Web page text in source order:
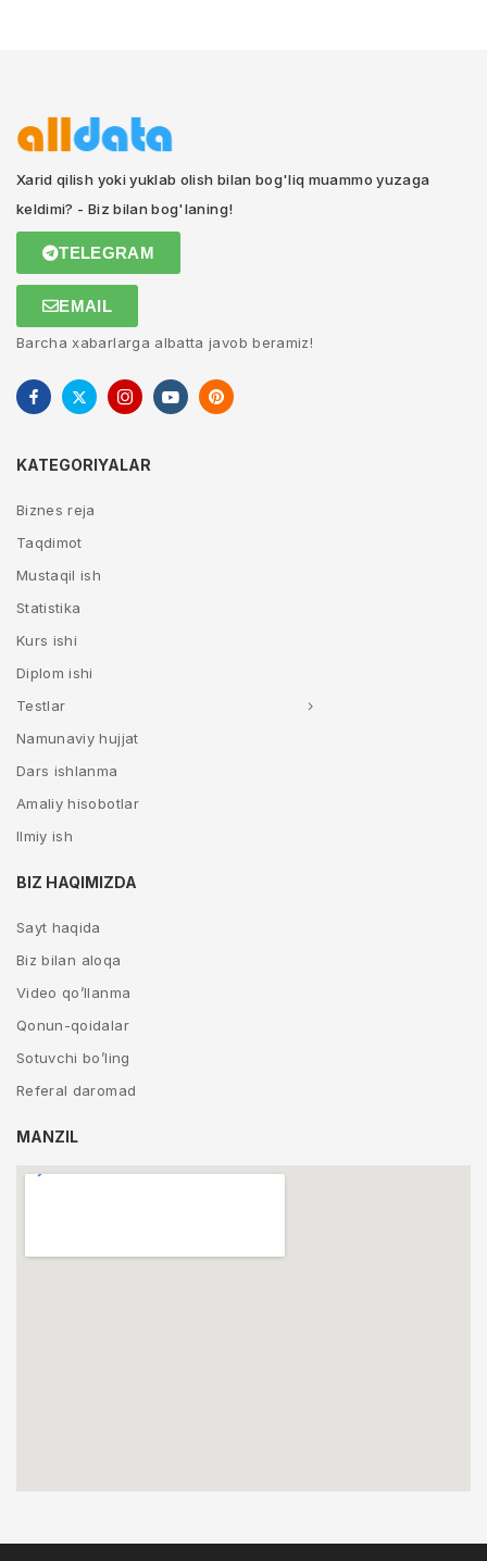
Xarid qilish yoki yuklab olish bilan bog'liq muammo yuzaga
keldimi? - Biz bilan bog'laning!
TELEGRAM
EMAIL
Barcha xabarlarga albatta javob beramiz!
KATEGORIYALAR
Biznes reja
Taqdimot
Mustaqil ish
Statistika
Kurs ishi
Diplom ishi
Testlar
Namunaviy hujjat
Dars ishlanma
Amaliy hisobotlar
Ilmiy ish
BIZ HAQIMIZDA
Sayt haqida
Biz bilan aloqa
Video qo’llanma
Qonun-qoidalar
Sotuvchi bo’ling
Referal daromad
MANZIL